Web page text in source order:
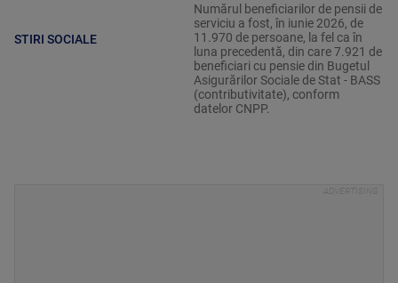
STIRI SOCIALE
Numărul beneficiarilor de pensii de
serviciu a fost, în iunie 2026, de
11.970 de persoane, la fel ca în
luna precedentă, din care 7.921 de
beneficiari cu pensie din Bugetul
Asigurărilor Sociale de Stat - BASS
(contributivitate), conform
datelor CNPP.